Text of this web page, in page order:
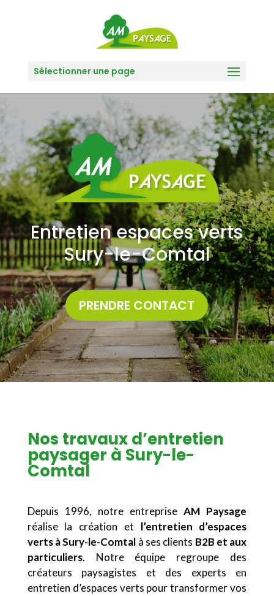
Sélectionner une page
Entretien espaces verts
Sury-le-Comtal
PRENDRE CONTACT
Nos travaux d’entretien
paysager à Sury-le-
Comtal
Depuis 1996, notre entrepriseAM Paysage
réalise la création et l’entretien d’espaces
verts à Sury-le-Comtal à ses clients B2B et aux
particuliers. Notre équipe regroupe des
créateurs paysagistes et des experts en
entretien d’espaces verts pour transformer vos